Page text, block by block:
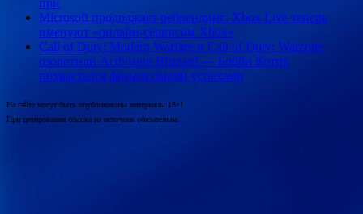
Microsoft продолжает ребрендинг: Xbox Live теперь
именуют «онлайн-сервисом Xbox»
Call of Duty: Modern Warfare и Call of Duty: Warzone
озолотили Activision Blizzard — Бобби Котик
похвастался финансовыми успехами
На сайте могут быть опубликованы материалы 18+!
При цитировании ссылка на источник обязательна.